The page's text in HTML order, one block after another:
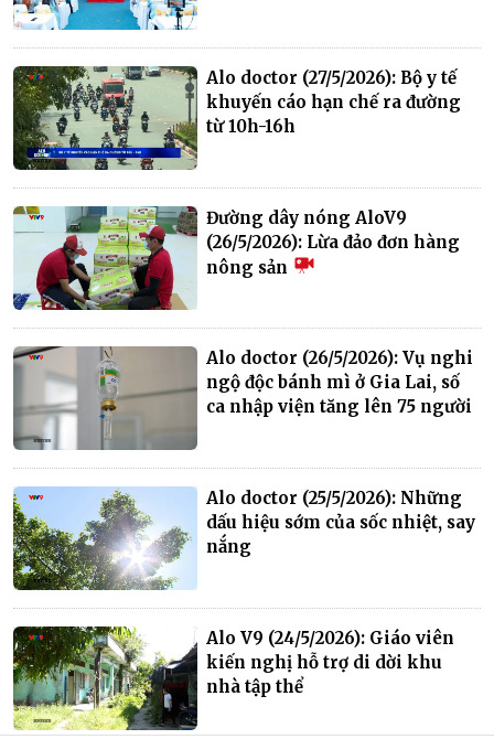
Alo doctor (27/5/2026): Bộ y tế
khuyến cáo hạn chế ra đường
từ 10h-16h
Đường dây nóng AloV9
(26/5/2026): Lừa đảo đơn hàng
nông sản
Alo doctor (26/5/2026): Vụ nghi
ngộ độc bánh mì ở Gia Lai, số
ca nhập viện tăng lên 75 người
Alo doctor (25/5/2026): Những
dấu hiệu sớm của sốc nhiệt, say
nắng
Alo V9 (24/5/2026): Giáo viên
kiến nghị hỗ trợ di dời khu
nhà tập thể